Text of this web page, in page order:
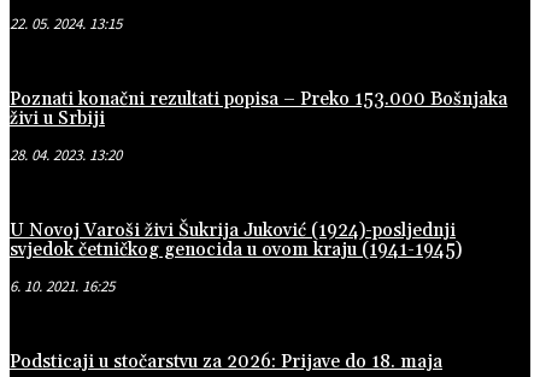
22. 05. 2024. 13:15
Poznati konačni rezultati popisa – Preko 153.000 Bošnjaka
živi u Srbiji
28. 04. 2023. 13:20
U Novoj Varoši živi Šukrija Juković (1924)-posljednji
svjedok četničkog genocida u ovom kraju (1941-1945)
6. 10. 2021. 16:25
Podsticaji u stočarstvu za 2026: Prijave do 18. maja